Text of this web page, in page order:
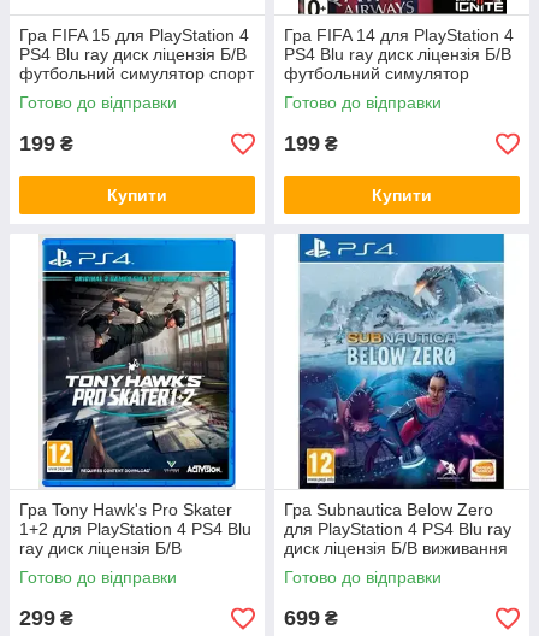
Гра FIFA 15 для PlayStation 4
PS4 Blu ray диск ліцензія Б/В
футбольний симулятор спорт
турніри мультиплеєр
Готово до відправки
199 ₴
Купити
Гра FIFA 14 для PlayStation 4
PS4 Blu ray диск ліцензія Б/В
футбольний симулятор
англійська версія спорт
Готово до відправки
199 ₴
Купити
Гра Tony Hawk's Pro Skater
1+2 для PlayStation 4 PS4 Blu
ray диск ліцензія Б/В
скейтбординг спорт аркада
ремейк
Готово до відправки
299 ₴
Гра Subnautica Below Zero
для PlayStation 4 PS4 Blu ray
диск ліцензія Б/В виживання
пригоди відкритий підводний
світ
Готово до відправки
699 ₴